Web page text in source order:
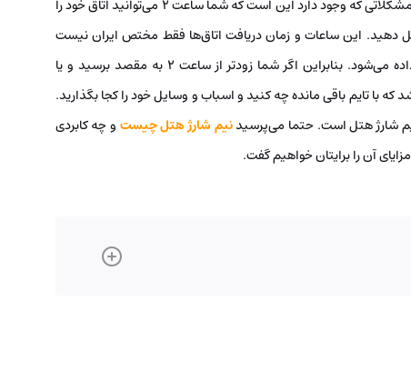
حتما می‌دانید که در زمان مسافرت و اقامت در هتل، یکی از مشکلاتی که وجود دارد این است که شما ساعت 2 می‌توانید اتاق خود را
اتاقتان را تحویل دهید. این ساعات و زمان دریافت اتاق‌ها فقط مختص ایران نیست
بلکه در تمامی نقاط دنیا اتاق هتل در این ساعات تحویل داده می‌شود. بنابراین اگر شما زودتر از ساعت 2 به مقصد برسید و یا
که با تایم باقی مانده چه کنید و اسباب و وسایل خود را کجا بگذارید.
شارژ هتل است. حتما می‌پرسیدنیم شارژ هتل چیست و چه کابردی
آن را برایتان خواهیم گفت.